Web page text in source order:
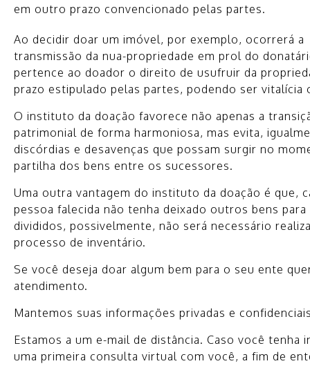
em outro prazo convencionado pelas partes.
Ao decidir doar um imóvel, por exemplo, ocorrerá a
transmissão da nua-propriedade em prol do
pertence ao doador o direito de usufruir da
prazo estipulado pelas partes, podendo ser vitalícia
O instituto da doação favorece não apenas a
patrimonial de forma harmoniosa, mas evita,
discórdias e desavenças que possam surgir no
partilha dos bens entre os sucessores.
Uma outra vantagem do instituto da doação é que,
pessoa falecida não tenha deixado outros bens para
divididos, possivelmente, não será necessário
processo de inventário.
Se você deseja doar algum bem para o seu ente
atendimento.
Mantemos suas informações privadas e
Estamos a um e-mail de distância. Caso você
uma primeira consulta virtual com você, a fim de